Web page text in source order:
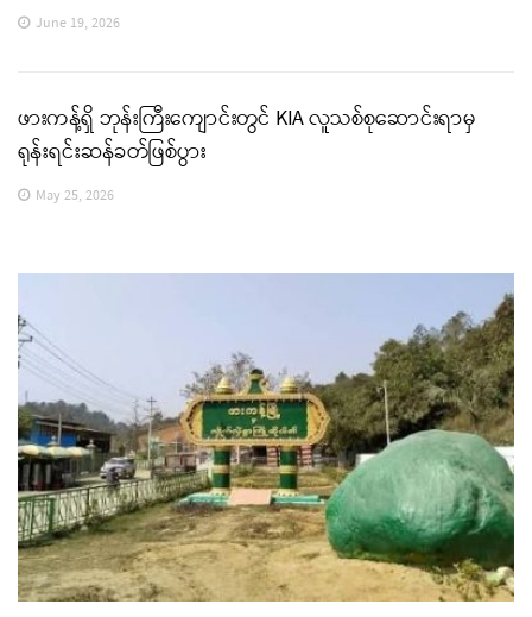
June 19, 2026
ဖားကန့်ရှိ ဘုန်းကြီးကျောင်းတွင် KIA လူသစ်စုဆောင်းရာမှ
ရုန်းရင်းဆန်ခတ်ဖြစ်ပွား
May 25, 2026